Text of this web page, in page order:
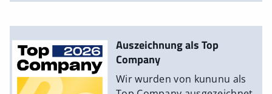
Auszeichnung als Top
Company
Wir wurden von kununu als